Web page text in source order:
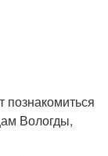
познакомиться
Вологды,